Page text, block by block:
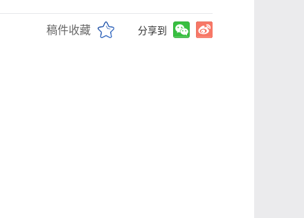
稿件收藏 分享到